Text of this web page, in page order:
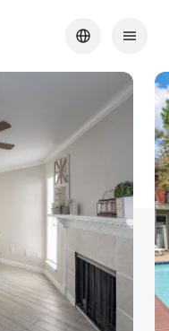
렌들리 아파트
2개 및 침실 3개
1 / 11
으로 ₩0
있습니다